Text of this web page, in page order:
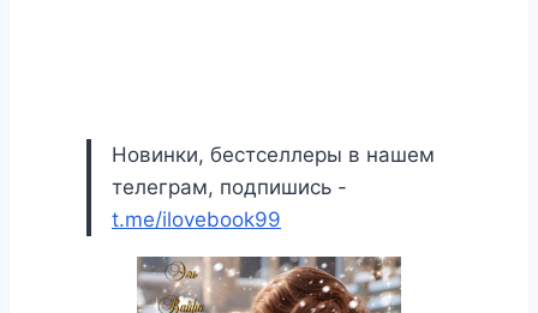
Новинки, бестселлеры в нашем
телеграм, подпишись -
t.me/ilovebook99